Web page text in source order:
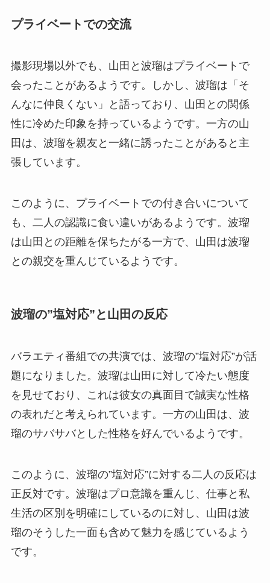
プライベートでの交流
撮影現場以外でも、山田と波瑠はプライベートで
会ったことがあるようです。しかし、波瑠は「そ
んなに仲良くない」と語っており、山田との関係
性に冷めた印象を持っているようです。一方の山
田は、波瑠を親友と一緒に誘ったことがあると主
張しています。
このように、プライベートでの付き合いについて
も、二人の認識に食い違いがあるようです。波瑠
は山田との距離を保ちたがる一方で、山田は波瑠
との親交を重んじているようです。
波瑠の”塩対応”と山田の反応
バラエティ番組での共演では、波瑠の”塩対応”が話
題になりました。波瑠は山田に対して冷たい態度
を見せており、これは彼女の真面目で誠実な性格
の表れだと考えられています。一方の山田は、波
瑠のサバサバとした性格を好んでいるようです。
このように、波瑠の”塩対応”に対する二人の反応は
正反対です。波瑠はプロ意識を重んじ、仕事と私
生活の区別を明確にしているのに対し、山田は波
瑠のそうした一面も含めて魅力を感じているよう
です。